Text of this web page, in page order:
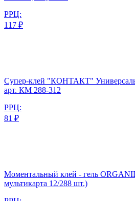
РРЦ:
117 ₽
Супер-клей "КОНТАКТ"
арт. КМ 288-312
РРЦ:
81 ₽
Моментальный клей - гель
мультикарта 12/288 шт.)